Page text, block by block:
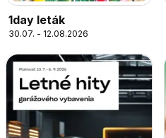
1day leták
30.07. - 12.08.2026